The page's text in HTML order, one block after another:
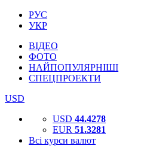
РУС
УКР
ВІДЕО
ФОТО
НАЙПОПУЛЯРНІШІ
СПЕЦПРОЕКТИ
USD
USD 44.4278
EUR 51.3281
Всі курси валют